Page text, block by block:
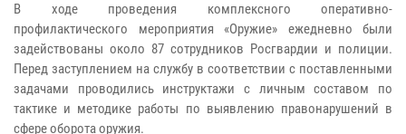
В ходе проведения комплексного оперативно-
профилактического мероприятия «Оружие» ежедневно были
задействованы около 87 сотрудников Росгвардии и полиции.
Перед заступлением на службу в соответствии с поставленными
задачами проводились инструктажи с личным составом по
тактике и методике работы по выявлению правонарушений в
сфере оборота оружия.